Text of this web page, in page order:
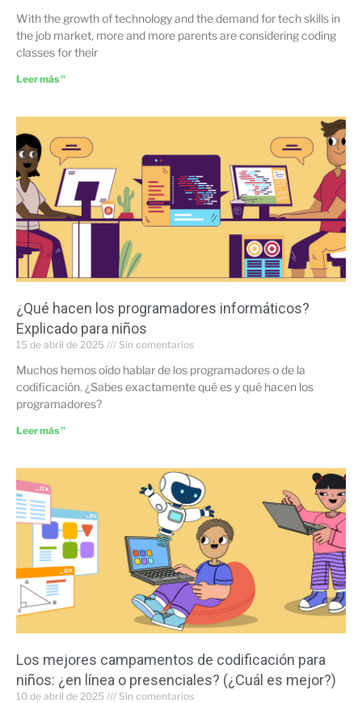
With the growth of technology and the demand for tech skills in
the job market, more and more parents are considering coding
classes for their
Leer más "
¿Qué hacen los programadores informáticos?
Explicado para niños
15 de abril de 2025 Sin comentarios
Muchos hemos oído hablar de los programadores o de la
codificación. ¿Sabes exactamente qué es y qué hacen los
programadores?
Leer más "
Los mejores campamentos de codificación para
niños: ¿en línea o presenciales? (¿Cuál es mejor?)
10 de abril de 2025 Sin comentarios